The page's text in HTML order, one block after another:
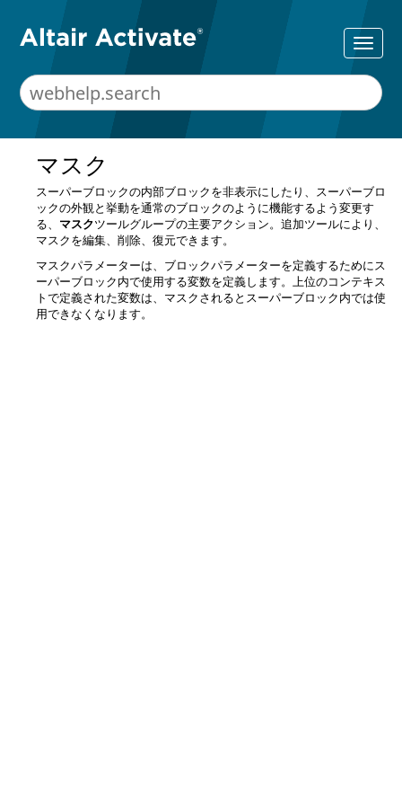
マスク
スーパーブロックの内部ブロックを非表示にしたり、スーパーブロ
ックの外観と挙動を通常のブロックのように機能するよう変更す
る、 マスクツールグループの主要アクション。追加ツールにより、
マスクを編集、削除、復元できます。
マスクパラメーターは、ブロックパラメーターを定義するためにス
ーパーブロック内で使用する変数を定義します。上位のコンテキス
トで定義された変数は、マスクされるとスーパーブロック内では使
用できなくなります。